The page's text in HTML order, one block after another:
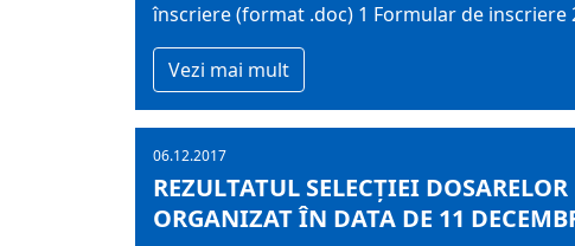
înscriere (format .doc) 1 Formular de inscriere
Vezi mai mult
06.12.2017
REZULTATUL SELECŢIEI
ORGANIZAT ÎN DATA DE 11